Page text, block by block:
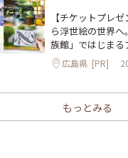
【チケットプレ
ら浮世絵の世界
族館」ではじまる
広島県 [PR]
もっとみる